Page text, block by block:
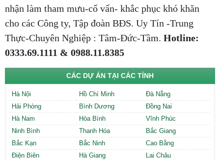
nhận làm tham mưu-cố vấn- khắc phục khó khăn
cho các Công ty, Tập đoàn BĐS. Uy Tín -Trung
Thực-Chuyên Nghiệp : Tâm-Đức-Tầm. Hotline:
0333.69.1111 & 0988.11.8385
CÁC DỰ ÁN TẠI CÁC TỈNH
Hà Nội Hồ Chí Minh
Đà Nẵng
Hải Phòng
Bình Dương
Đồng Nai
Hà Nam
Hòa Bình
Vĩnh Phúc
Ninh Bình
Thanh Hóa
Bắc Giang
Bắc Kạn
Bắc Ninh
Cao Bằng
Điện Biên
Hà Giang
Lai Châu